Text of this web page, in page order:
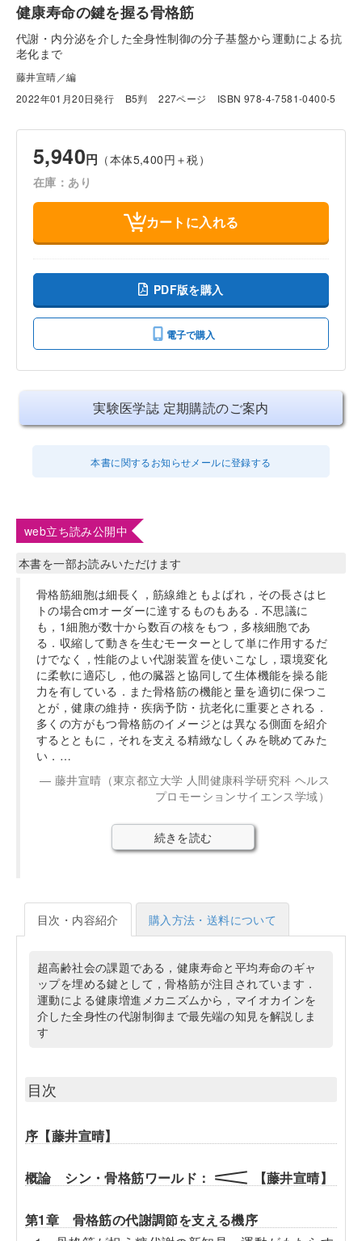
健康寿命の鍵を握る骨格筋
代謝・内分泌を介した全身性制御の分子基盤から運動による抗
老化まで
藤井宣晴／編
2022年01月20日発行
B5判 227ページ ISBN 978-4-7581-0400-5
5,940円 （本体5,400円＋税）
在庫：あり
カートに入れる
PDF版を購入
電子で購入
実験医学誌 定期購読のご案内
本書に関するお知らせメールに登録する
web立ち読み公開中
本書を一部お読みいただけます
骨格筋細胞は細長く，筋線維ともよばれ，その長さはヒ
トの場合cmオーダーに達するものもある．不思議に
も，1細胞が数十から数百の核をもつ，多核細胞であ
る．収縮して動きを生むモーターとして単に作用するだ
けでなく，性能のよい代謝装置を使いこなし，環境変化
に柔軟に適応し，他の臓器と協同して生体機能を操る能
力を有している．また骨格筋の機能と量を適切に保つこ
とが，健康の維持・疾病予防・抗老化に重要とされる．
多くの方がもつ骨格筋のイメージとは異なる側面を紹介
するとともに，それを支える精緻なしくみを眺めてみた
い．…
藤井宣晴（東京都立大学 人間健康科学研究科 ヘルス
プロモーションサイエンス学域）
続きを読む
目次・内容紹介 購入方法・送料について
超高齢社会の課題である，健康寿命と平均寿命のギャ
ップを埋める鍵として，骨格筋が注目されています．
運動による健康増進メカニズムから，マイオカインを
介した全身性の代謝制御まで最先端の知見を解説しま
す
目次
序【藤井宣晴】
概論 シン・骨格筋ワールド： 【藤井宣晴】
第1章 骨格筋の代謝調節を支える機序